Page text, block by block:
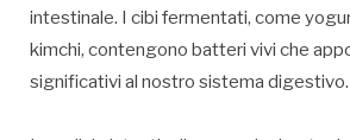
intestinale. I cibi fermentati, come
kimchi, contengono batteri vivi che
significativi al nostro sistema digestivo.